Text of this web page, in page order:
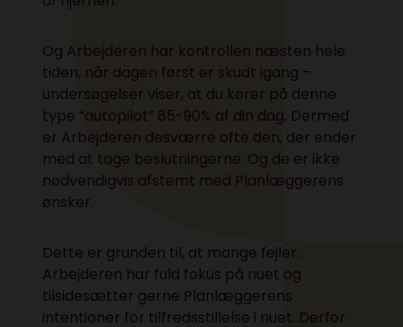
Og Arbejderen har kontrollen næsten hele
tiden, når dagen først er skudt igang –
undersøgelser viser, at du kører på denne
type “autopilot” 85-90% af din dag. Dermed
er Arbejderen desværre ofte den, der ender
med at tage beslutningerne. Og de er ikke
nødvendigvis afstemt med Planlæggerens
ønsker.
Dette er grunden til, at mange fejler.
Arbejderen har fuld fokus på nuet og
tilsidesætter gerne Planlæggerens
intentioner for tilfredsstillelse i nuet. Derfor